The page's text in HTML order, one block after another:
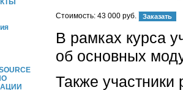
Стоимость: 43 000 руб.
В рамках курса
об основных
Также участники